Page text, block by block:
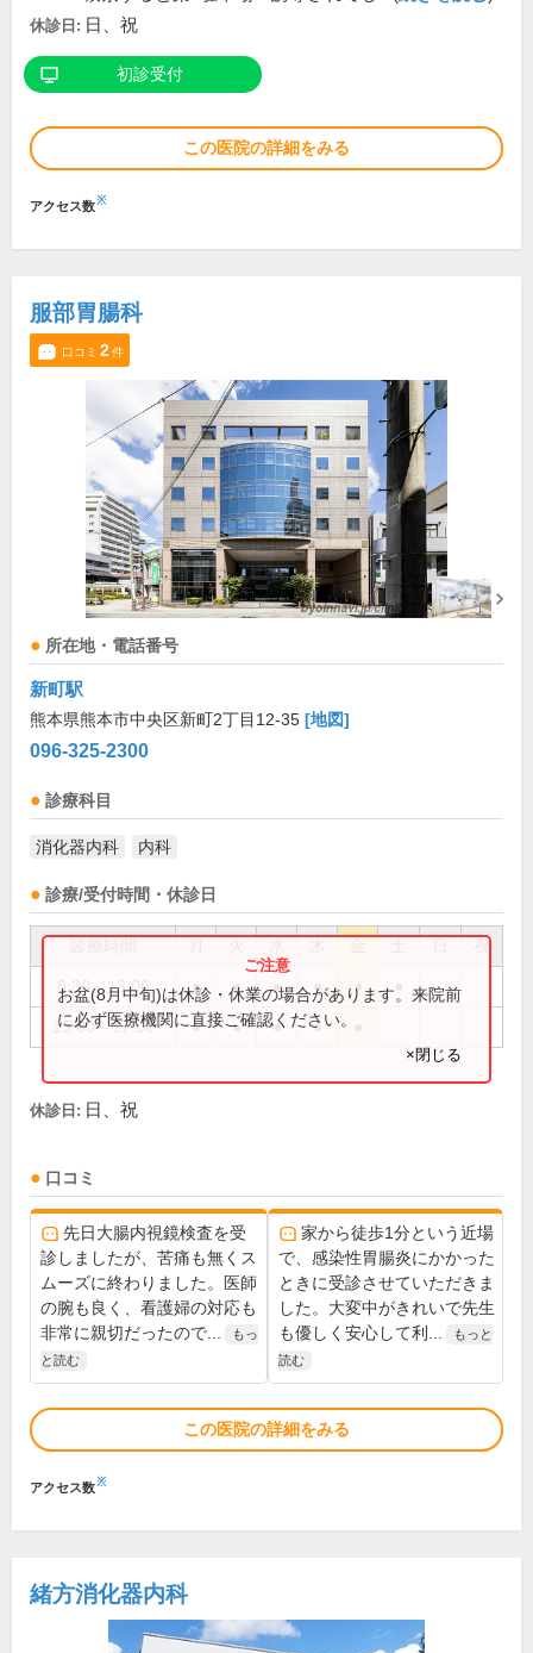
休診日: 日、祝
初診受付
この医院の詳細をみる
アクセス数※
服部胃腸科
口コミ 2件
所在地・電話番号
新町駅
熊本県熊本市中央区新町2丁目12-35 [地図]
096-325-2300
診療科目
消化器内科 内科
診療/受付時間・休診日
祝
8:30～13:00 ● ● ● ● ●
15:00～17:00 ● ● ● ●
お盆(8月中旬)は休診・休業の場合があります。来院前
に必ず医療機関に直接ご確認ください。
×閉じる
休診日: 日、祝
口コミ
先日大腸内視鏡検査を受
診しましたが、苦痛も無くス
ムーズに終わりました。医師
の腕も良く、看護婦の対応も
非常に親切だったので...
もっ
と読む
家から徒歩1分という近場
で、感染性胃腸炎にかかった
ときに受診させていただきま
した。大変中がきれいで先生
も優しく安心して利...
もっと
読む
この医院の詳細をみる
アクセス数※
緒方消化器内科